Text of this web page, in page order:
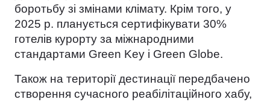
боротьбу зі змінами клімату. Крім того, у
2025 р. планується сертифікувати 30%
готелів курорту за міжнародними
стандартами Green Key і Green Globe.
Також на території дестинації передбачено
створення сучасного реабілітаційного хабу,